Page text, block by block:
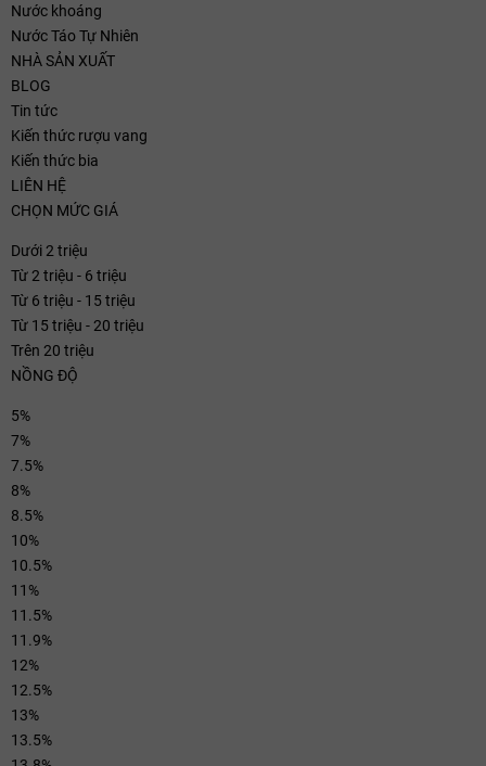
Nước khoáng
Nước Táo Tự Nhiên
NHÀ SẢN XUẤT
BLOG
Tin tức
Kiến thức rượu vang
Kiến thức bia
LIÊN HỆ
CHỌN MỨC GIÁ
Dưới 2 triệu
Từ 2 triệu - 6 triệu
Từ 6 triệu - 15 triệu
Từ 15 triệu - 20 triệu
Trên 20 triệu
NỒNG ĐỘ
5%
7%
7.5%
8%
8.5%
10%
10.5%
11%
11.5%
11.9%
12%
12.5%
13%
13.5%